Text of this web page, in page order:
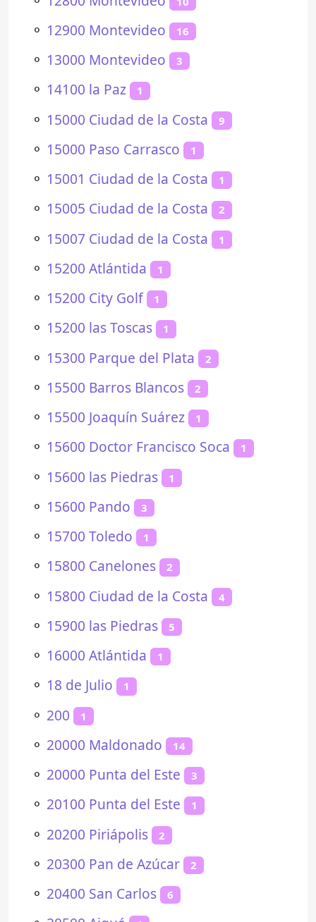
⚬ 12900 Montevideo 16
⚬ 13000 Montevideo 3
⚬ 14100 la Paz 1
⚬ 15000 Ciudad de la Costa 9
⚬ 15000 Paso Carrasco 1
⚬ 15001 Ciudad de la Costa 1
⚬ 15005 Ciudad de la Costa 2
⚬ 15007 Ciudad de la Costa 1
⚬ 15200 Atlántida 1
⚬ 15200 City Golf 1
⚬ 15200 las Toscas 1
⚬ 15300 Parque del Plata 2
⚬ 15500 Barros Blancos 2
⚬ 15500 Joaquín Suárez 1
⚬ 15600 Doctor Francisco Soca 1
⚬ 15600 las Piedras 1
⚬ 15600 Pando 3
⚬ 15700 Toledo 1
⚬ 15800 Canelones 2
⚬ 15800 Ciudad de la Costa 4
⚬ 15900 las Piedras 5
⚬ 16000 Atlántida 1
⚬ 18 de Julio 1
⚬ 200 1
⚬ 20000 Maldonado 14
⚬ 20000 Punta del Este 3
⚬ 20100 Punta del Este 1
⚬ 20200 Piriápolis 2
⚬ 20300 Pan de Azúcar 2
⚬ 20400 San Carlos 6